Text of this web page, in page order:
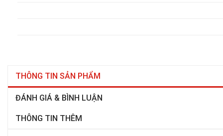
THÔNG TIN SẢN PHẨM
ĐÁNH GIÁ & BÌNH LUẬN
THÔNG TIN THÊM